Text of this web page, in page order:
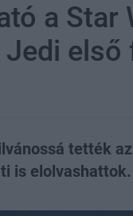
a Star
első
tették
is elolvashattok.